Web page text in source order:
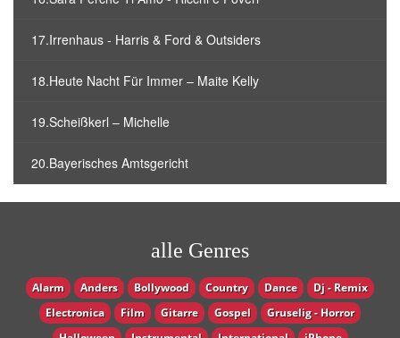
17.Irrenhaus - Harris & Ford & Outsiders
18.Heute Nacht Für Immer – Maite Kelly
19.Scheißkerl – Michelle
20.Bayerisches Amtsgericht
alle Genres
Alarm Anders Bollywood Country Dance
Dj - Remix
Electronica
Film Gitarre Gospel
Gruselig - Horror